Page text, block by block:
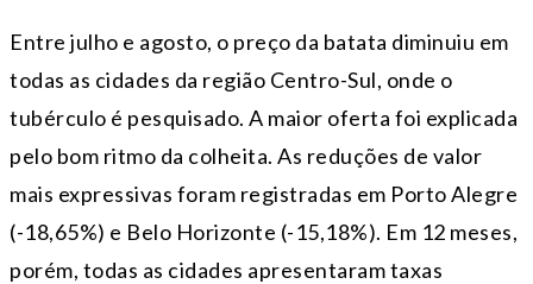
Entre julho e agosto, o preço da batata diminuiu em
todas as cidades da região Centro-Sul, onde o
tubérculo é pesquisado. A maior oferta foi explicada
pelo bom ritmo da colheita. As reduções de valor
mais expressivas foram registradas em Porto Alegre
(-18,65%) e Belo Horizonte (-15,18%). Em 12 meses,
porém, todas as cidades apresentaram taxas